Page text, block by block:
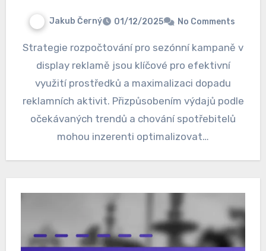
Jakub Černý 01/12/2025 No Comments
Strategie rozpočtování pro sezónní kampaně v
display reklamě jsou klíčové pro efektivní
využití prostředků a maximalizaci dopadu
reklamních aktivit. Přizpůsobením výdajů podle
očekávaných trendů a chování spotřebitelů
mohou inzerenti optimalizovat…